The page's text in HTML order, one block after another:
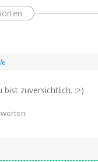
bist zuversichtlich. :>)